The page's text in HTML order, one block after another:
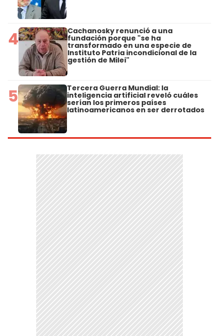
4 Cachanosky renunció a una
fundación porque "se ha
transformado en una especie de
Instituto Patria incondicional de la
gestión de Milei"
5 Tercera Guerra Mundial: la
inteligencia artificial reveló cuáles
serían los primeros países
latinoamericanos en ser derrotados